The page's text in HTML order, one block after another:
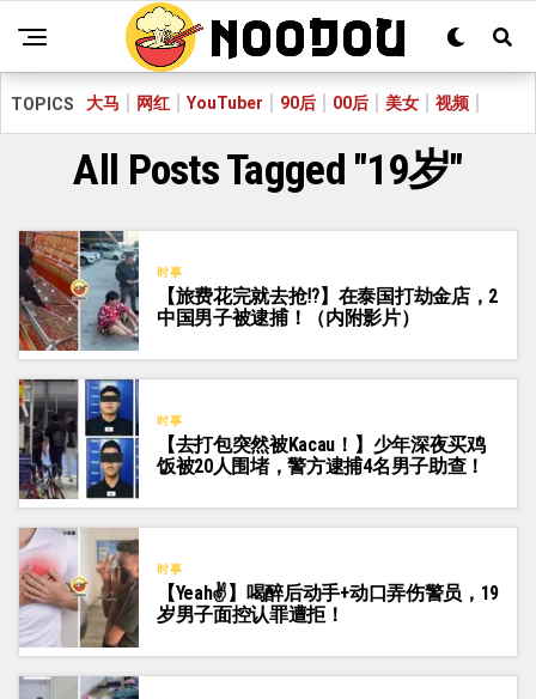
TOPICS 大马 网红 YouTuber 90后 00后 美女 视频
All Posts Tagged "19岁"
时事
【旅费花完就去抢⁉️】在泰国打劫金店，2
中国男子被逮捕！（内附影片）
时事
【去打包突然被Kacau！】少年深夜买鸡
饭被20人围堵，警方逮捕4名男子助查！
时事
【Yeah✌】喝醉后动手+动口弄伤警员，19
岁男子面控认罪遭拒！